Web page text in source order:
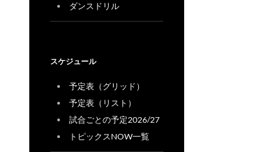
ダンスドリル
スケジュール
予定表（グリッド）
予定表（リスト）
試合ごとの予定2026/27
トピックスNOW一覧